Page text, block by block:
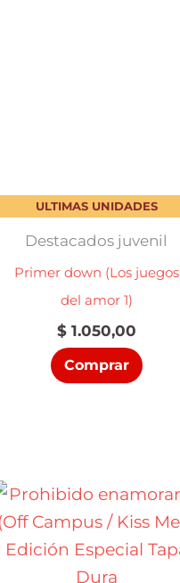
ULTIMAS UNIDADES
Destacados juvenil
Primer down (Los juegos
del amor 1)
$1.050,00
Comprar